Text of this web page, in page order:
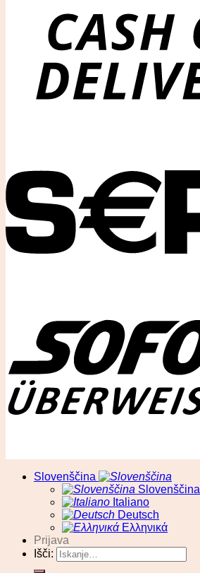
Slovenščina
Slovenščina
Italiano
Deutsch
Ελληνικά
Prijava
Išči: